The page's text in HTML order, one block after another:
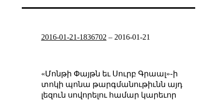
2016-01-21-1836702 – 2016-01-21
«Մոնթի Փայթն եւ Սուրբ Գրաալ»֊ի
տոկի պոնա թարգմանութիւնն այդ
լեզուն սովորելու համար կարեւոր